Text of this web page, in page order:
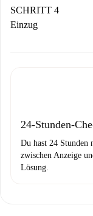
stellen den
Wenn der
SCHRITT 4
Einzug
24-Stunden-
Du hast 24 Stunden
zwischen Anzeige
Lösung.